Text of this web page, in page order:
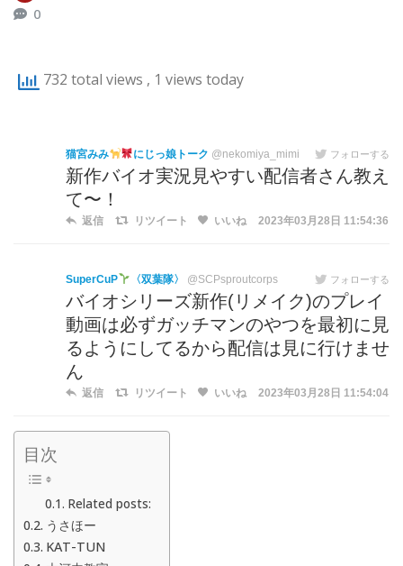
0
732 total views , 1 views today
猫宮みみ にじっ娘トーク @nekomiya_mimi フォローする
新作バイオ実況見やすい配信者さん教え
て〜！
返信 リツイート いいね 2023年03月28日 11:54:36
SuperCuP 〈双葉隊〉 @SCPsproutcorps フォローする
バイオシリーズ新作(リメイク)のプレイ
動画は必ずガッチマンのやつを最初に見
るようにしてるから配信は見に行けませ
ん
返信 リツイート いいね 2023年03月28日 11:54:04
目次
Related posts:
うさほー
KAT-TUN